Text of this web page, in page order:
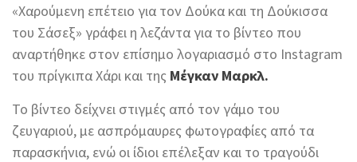
«Χαρούμενη επέτειο για τον Δούκα και τη Δούκισσα
του Σάσεξ» γράφει η λεζάντα για το βίντεο που
αναρτήθηκε στον επίσημο λογαριασμό στο Instagram
του πρίγκιπα Χάρι και της Μέγκαν Μαρκλ.
Το βίντεο δείχνει στιγμές από τον γάμο του
ζευγαριού, με ασπρόμαυρες φωτογραφίες από τα
παρασκήνια, ενώ οι ίδιοι επέλεξαν και το τραγούδι